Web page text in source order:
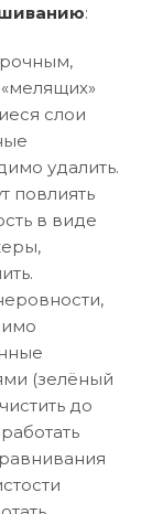
:
слои
удалить.
повлиять
в виде
(зелёный
до